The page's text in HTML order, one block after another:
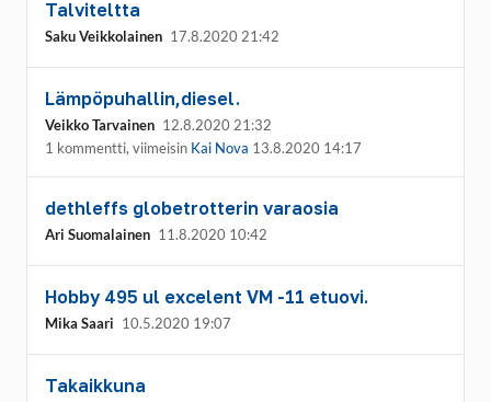
Talviteltta
Saku Veikkolainen 17.8.2020 21:42
Lämpöpuhallin,diesel.
Veikko Tarvainen 12.8.2020 21:32
1 kommentti, viimeisin Kai Nova 13.8.2020 14:17
dethleffs globetrotterin varaosia
Ari Suomalainen 11.8.2020 10:42
Hobby 495 ul excelent VM -11 etuovi.
Mika Saari 10.5.2020 19:07
Takaikkuna